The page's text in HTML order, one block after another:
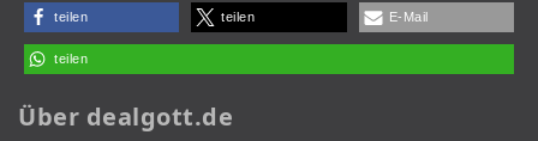
teilen teilen E-Mail
teilen
Über dealgott.de